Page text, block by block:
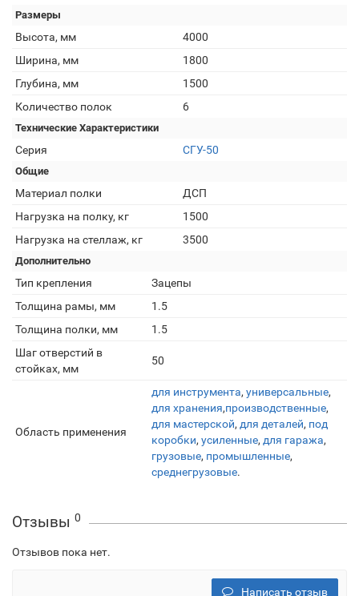
Размеры
Высота, мм
4000
Ширина, мм
1800
Глубина, мм
1500
Количество полок
6
Технические Характеристики
Серия СГУ-50
Общие
Материал полки
ДСП
Нагрузка на полку, кг
1500
Нагрузка на стеллаж, кг
3500
Дополнительно
Тип крепления
Зацепы
Толщина рамы, мм
1.5
Толщина полки, мм
1.5
Шаг отверстий в
стойках, мм
50
Область применения
для инструмента, универсальные,
для хранения,производственные,
для мастерской, для деталей, под
коробки, усиленные, для гаража,
грузовые, промышленные,
среднегрузовые.
Отзывы 0
Отзывов пока нет.
Написать отзыв